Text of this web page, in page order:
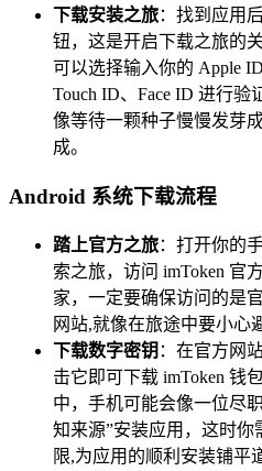
下载安装之旅：找到应用
钮，这是开启下载之旅的
可以选择输入你的 Apple
Touch ID、Face ID 进行
像等待一颗种子慢慢发芽
成。
Android 系统下载流程
踏上官方之旅：打开你的
索之旅，访问 imToken 官
家，一定要确保访问的是
网站,就像在旅途中要小心
下载数字密钥 ：在官方网
击它即可下载 imToken 钱
中，手机可能会像一位尽
知来源”安装应用，这时
限,为应用的顺利安装铺平